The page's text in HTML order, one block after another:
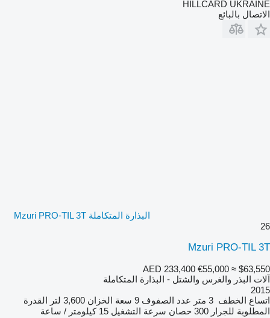
HILLCARD UKRAINE
الاتصال بالبائع
البذارة المتكاملة Mzuri PRO-TIL 3T
26
Mzuri PRO-TIL 3T
AED 233,400 €55,000 ≈ $63,550
آلات البذر والغرس والشتل - البذارة المتكاملة
2015
اتساع الخطف 3 متر عدد الصفوف 9 سعة الخزان 3,600 لتر
القدرة
المطلوبة للجرار 300 حصان سرعة التشغيل 15 كيلومتر / ساعة